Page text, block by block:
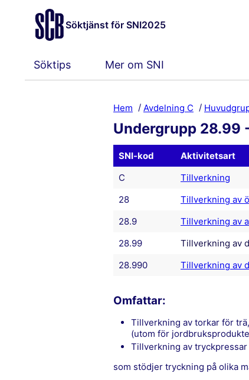
Söktjänst för SNI2025
Söktips Mer om SNI
Hem Avdelning C
Undergrupp 28.99
SNI-kod
Aktivitetsart
C
Tillverkning
28
Tillverkning av
28.9
Tillverkning av
28.99
Tillverkning av
28.990
Tillverkning av
Omfattar:
tillverkning av torkar för trä, pappersmassa, papper eller kartong och andra material
(utom för
tillverkning av
som stödjer tryckning på olika